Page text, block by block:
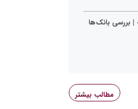
| بررسی بانک‌ها
مطالب بیشتر